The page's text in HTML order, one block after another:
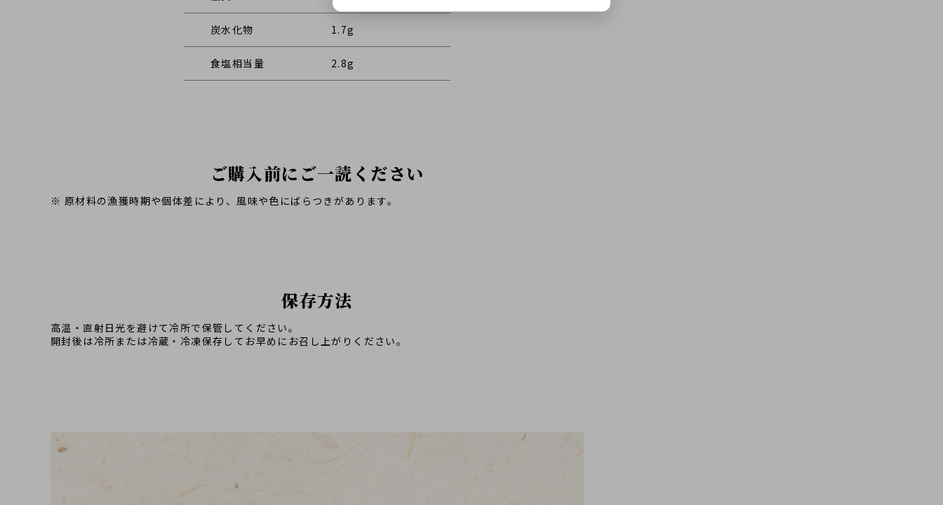
炭水化物 1.7g
食塩相当量 2.8g
ご購入前にご一読ください
※ 原材料の漁獲時期や個体差により、風味や色にばらつきがあります。
保存方法
高温・直射日光を避けて冷所で保管してください。
開封後は冷所または冷蔵・冷凍保存してお早めにお召し上がりください。